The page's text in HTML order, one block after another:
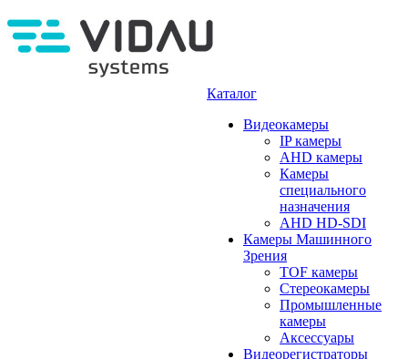
Каталог
Видеокамеры
IP камеры
AHD камеры
Камеры
специального
назначения
AHD HD-SDI
Камеры Машинного
Зрения
TOF камеры
Стереокамеры
Промышленные
камеры
Аксессуары
Видеорегистраторы